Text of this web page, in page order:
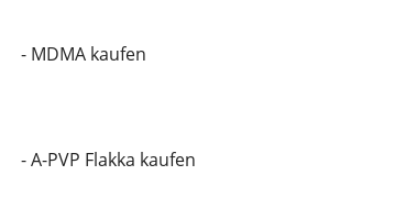
- MDMA kaufen
- A-PVP Flakka kaufen